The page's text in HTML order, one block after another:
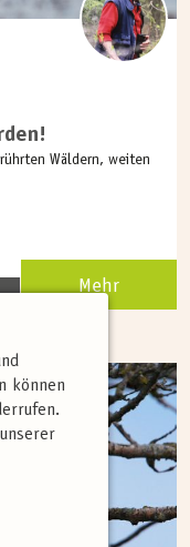
können
Wäldern, weiten
Mehr